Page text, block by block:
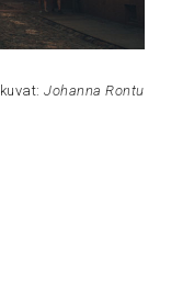
kuvat:Johanna Rontu